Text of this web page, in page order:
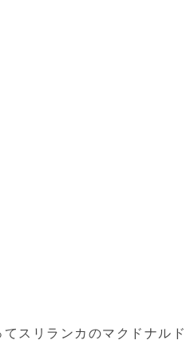
スリランカのマクドナルド